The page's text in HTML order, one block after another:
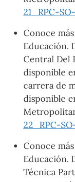
21_RPC-
Conoce
Educación.
Central Del
disponible
carrera de
disponible
22_RPC-
Conoce
Educación.
Técnica